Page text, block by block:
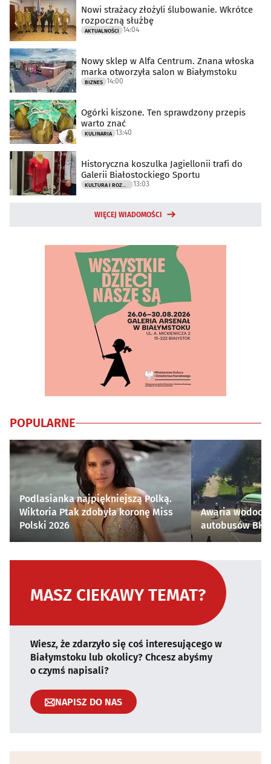
Nowi strażacy złożyli ślubowanie. Wkrótce
rozpoczną służbę
AKTUALNOŚCI 14:04
Nowy sklep w Alfa Centrum. Znana włoska
marka otworzyła salon w Białymstoku
BIZNES 14:00
Ogórki kiszone. Ten sprawdzony przepis
warto znać
KULINARIA 13:40
Historyczna koszulka Jagiellonii trafi do
Galerii Białostockiego Sportu
13:03
WIĘCEJ WIADOMOŚCI
POPULARNE
Podlasianka najpiękniejszą Polką.
Wiktoria Ptak zdobyła koronę Miss
Polski 2026
Awaria
autobusów
MASZ CIEKAWY TEMAT?
Wiesz, że zdarzyło się coś interesującego w
Białymstoku lub okolicy? Chcesz abyśmy
o czymś napisali?
NAPISZ DO NAS